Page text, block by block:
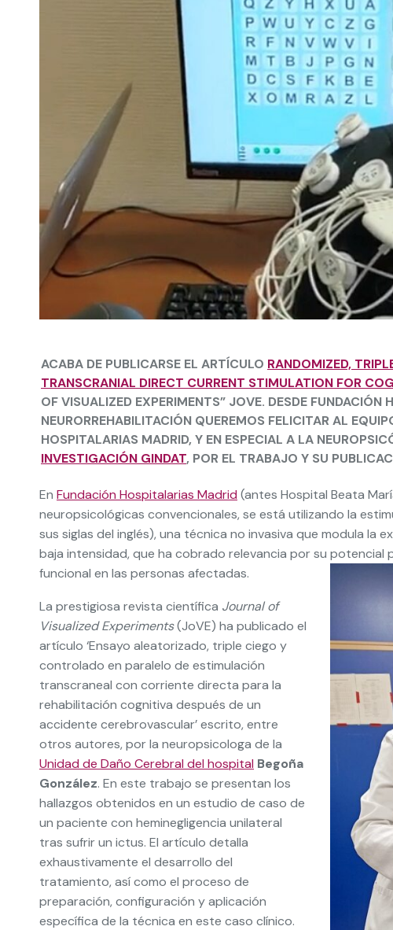
ACABA DE PUBLICARSE EL ARTÍCULO RANDOMIZED,
TRANSCRANIAL DIRECT CURRENT STIMULATION FOR
OF VISUALIZED EXPERIMENTS” JOVE. DESDE FUNDACIÓN
NEURORREHABILITACIÓN QUEREMOS FELICITAR AL
HOSPITALARIAS MADRID, Y EN ESPECIAL A LA
INVESTIGACIÓN GINDAT, POR EL TRABAJO Y SU
En Fundación Hospitalarias Madrid (antes Hospital Beata
neuropsicológicas convencionales, se está utilizando la
sus siglas del inglés), una técnica no invasiva que modula
baja intensidad, que ha cobrado relevancia por su
funcional en las personas afectadas.
La prestigiosa revista científica Journal of
Visualized Experiments(JoVE) ha publicado el
artículo ‘Ensayo aleatorizado, triple ciego y
controlado en paralelo de estimulación
transcraneal con corriente directa para la
rehabilitación cognitiva después de un
accidente cerebrovascular’ escrito, entre
otros autores, por la neuropsicologa de la
Unidad de Daño Cerebral del hospital Begoña
González. En este trabajo se presentan los
hallazgos obtenidos en un estudio de caso de
un paciente con heminegligencia unilateral
tras sufrir un ictus. El artículo detalla
exhaustivamente el desarrollo del
tratamiento, así como el proceso de
preparación, configuración y aplicación
específica de la técnica en este caso clínico.